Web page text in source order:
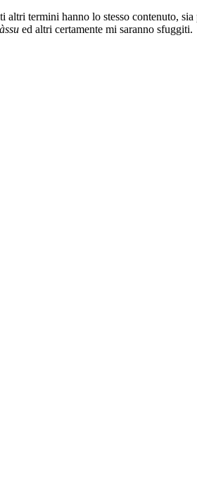
termini hanno lo stesso contenuto,
ed altri certamente mi saranno sfuggiti.